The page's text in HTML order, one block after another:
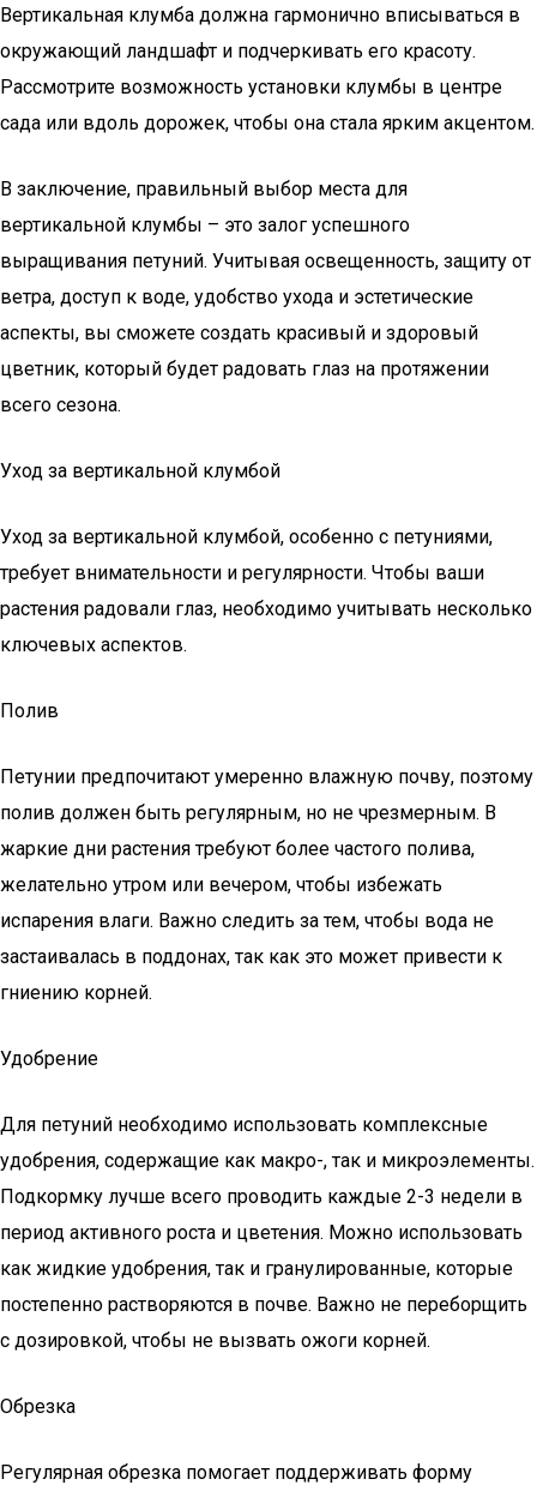
Вертикальная клумба должна гармонично вписываться в
окружающий ландшафт и подчеркивать его красоту.
Рассмотрите возможность установки клумбы в центре
сада или вдоль дорожек, чтобы она стала ярким акцентом.
В заключение, правильный выбор места для
вертикальной клумбы – это залог успешного
выращивания петуний. Учитывая освещенность, защиту от
ветра, доступ к воде, удобство ухода и эстетические
аспекты, вы сможете создать красивый и здоровый
цветник, который будет радовать глаз на протяжении
всего сезона.
Уход за вертикальной клумбой
Уход за вертикальной клумбой, особенно с петуниями,
требует внимательности и регулярности. Чтобы ваши
растения радовали глаз, необходимо учитывать несколько
ключевых аспектов.
Полив
Петунии предпочитают умеренно влажную почву, поэтому
полив должен быть регулярным, но не чрезмерным. В
жаркие дни растения требуют более частого полива,
желательно утром или вечером, чтобы избежать
испарения влаги. Важно следить за тем, чтобы вода не
застаивалась в поддонах, так как это может привести к
гниению корней.
Удобрение
Для петуний необходимо использовать комплексные
удобрения, содержащие как макро-, так и микроэлементы.
Подкормку лучше всего проводить каждые 2-3 недели в
период активного роста и цветения. Можно использовать
как жидкие удобрения, так и гранулированные, которые
постепенно растворяются в почве. Важно не переборщить
с дозировкой, чтобы не вызвать ожоги корней.
Обрезка
Регулярная обрезка помогает поддерживать форму